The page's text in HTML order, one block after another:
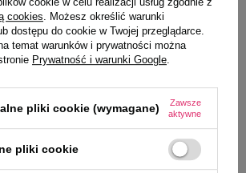
dla
tabletek
+
Super Benek Dust Free Natural
Kukurydziany żwirek dla kotów
10 l
33,99 zł 3,40 zł / l
- +
Do koszyka
cookies. Możesz określić warunki
dostępu do cookie w Twojej przeglądarce.
temat warunków i prywatności można
Prywatność i warunki Google.
pliki cookie (wymagane)
Zawsze
aktywne
pliki cookie